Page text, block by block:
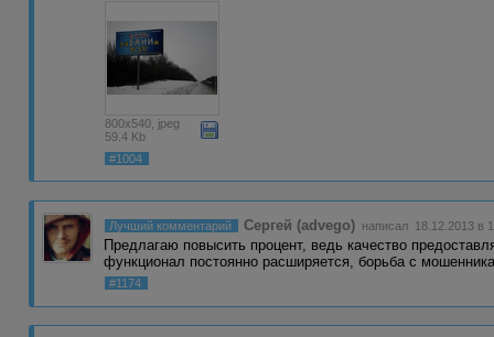
800x540, jpeg
59.4 Kb
#1004
Лучший комментарий Сергей (advego) написал 18.12.2013 в
Предлагаю повысить процент, ведь качество
функционал постоянно расширяется, борьба с
#1174